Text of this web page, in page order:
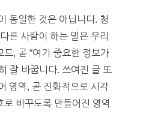
동일한 것은 아닙니다. 청
른 사람이 하는 말은 우리
드, 곧 “여기 중요한 정보가
잘 바꿉니다. 쓰여진 글 또
영역, 곧 진화적으로 시각
로 바꾸도록 만들어진 영역